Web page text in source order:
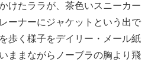
けたララが、茶色いスニーカー
ーナーにジャケットという出で
歩く様子をデイリー・メール紙
ままながらノーブラの胸より飛